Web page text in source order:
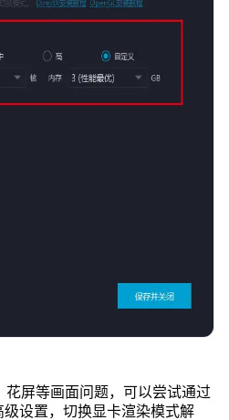
花屏等画面问题，可以尝试通过
设置，切换显卡渲染模式解